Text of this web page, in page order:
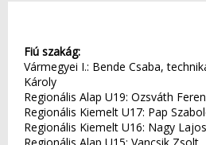
Fiú szakág:
Vármegyei I.: Bende Csaba,
Károly
Regionális Alap U19: Ozsváth
Regionális Kiemelt U17: Pap
Regionális Kiemelt U16: Nagy Lajos